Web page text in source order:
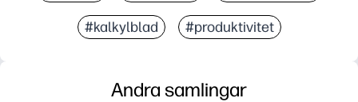
#kalkylblad #produktivitet
Andra samlingar